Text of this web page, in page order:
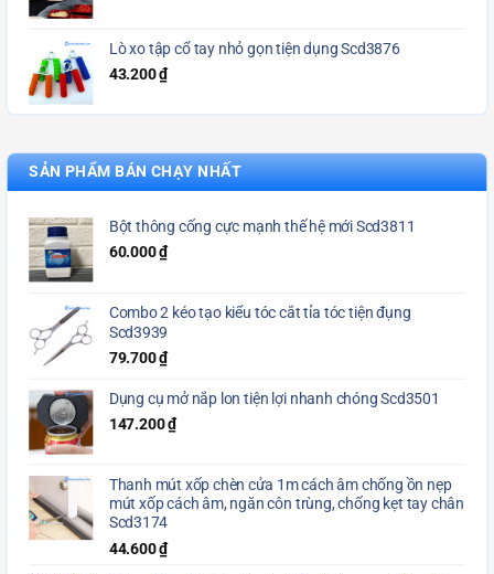
Lò xo tập cổ tay nhỏ gọn tiện dụng Scd3876
43.200₫
SẢN PHẨM BÁN CHẠY NHẤT
Bột thông cống cực mạnh thế hệ mới Scd3811
60.000₫
Combo 2 kéo tạo kiểu tóc cắt tỉa tóc tiện đụng
Scd3939
79.700₫
Dụng cụ mở nắp lon tiện lợi nhanh chóng Scd3501
147.200₫
Thanh mút xốp chèn cửa 1m cách âm chống ồn nẹp
mút xốp cách âm, ngăn côn trùng, chống kẹt tay chân
Scd3174
44.600₫